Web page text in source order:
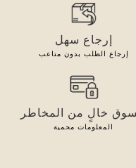
إرجاع سهل
إرجاع الطلب بدون متاعب
خالٍ من المخاطر
المعلومات محمية